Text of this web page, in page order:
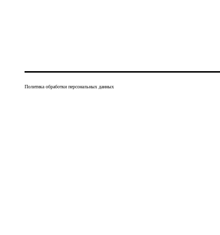
Политика обработки персональных данных